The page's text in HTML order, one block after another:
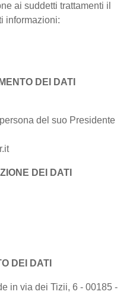
ai suddetti trattamenti il
informazioni:
DEI DATI
del suo Presidente
DEI DATI
DEI DATI
in via dei Tizii, 6 - 00185 -